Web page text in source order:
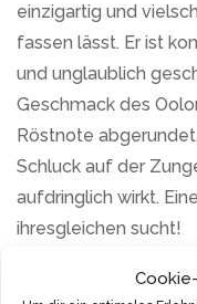
einzigartig und
fassen lässt. Er ist
und unglaublich
Geschmack des
Röstnote
Schluck auf der
aufdringlich wirkt.
ihresgleichen sucht!
Für die Ernte des